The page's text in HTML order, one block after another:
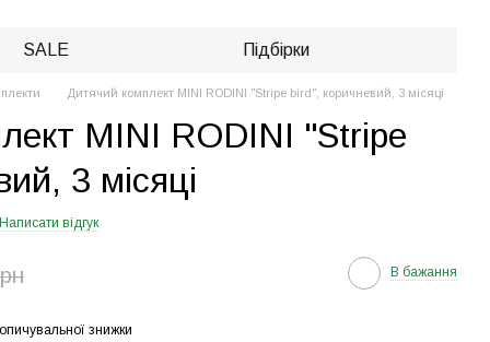
SALE Підбірки
Дитячий комплект MINI RODINI "Stripe bird", коричневий, 3 місяці
MINI RODINI "Stripe
3 місяці
Написати відгук
В бажання
знижки